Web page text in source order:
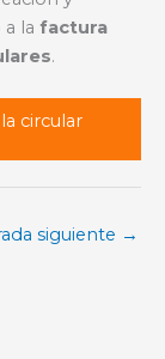
la factura
.
circular
siguiente →